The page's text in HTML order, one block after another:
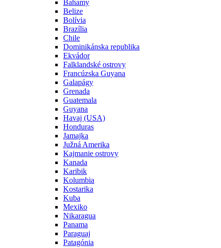
Bahamy
Belize
Bolívia
Brazília
Chile
Dominikánska republika
Ekvádor
Falklandské ostrovy
Francúzska Guyana
Galapágy
Grenada
Guatemala
Guyana
Havaj (USA)
Honduras
Jamajka
Južná Amerika
Kajmanie ostrovy
Kanada
Karibik
Kolumbia
Kostarika
Kuba
Mexiko
Nikaragua
Panama
Paraguaj
Patagónia